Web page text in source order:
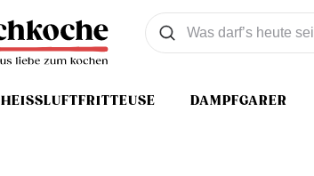
HEISSLUFTFRITTEUSE DAMPFGARER
Was wollen Sie suchen
Suchen